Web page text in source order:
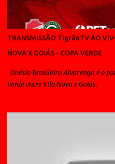
mas esta longe de ser a solução,
criar, em muitos jogos só a
Diante do América de Morrrinhos
Serra Dourada, não foi diferente,
pois o treinador que veio para dar
TRANSMISSÃO TigrãoTV AO
NOVA X GOIÁS - COPA VERDE
Onésio Brasileiro Alvarenga é o
Verde entre Vila Nova x Goiás.